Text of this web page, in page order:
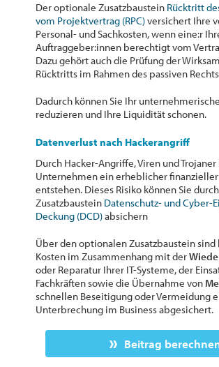
Der optionale Zusatzbaustein Rücktritt
vom Projektvertrag (RPC)versichert Ihre
Personal- und Sachkosten, wenn eine:r
Auftraggeber:innen berechtigt vom
Dazu gehört auch die Prüfung der
Rücktritts im Rahmen des passiven
Dadurch können Sie Ihr
reduzieren und Ihre Liquidität schonen.
Datenverlust nach Hackerangriff
Durch Hacker-Angriffe, Viren und
Unternehmen ein erheblicher finanzieller
entstehen. Dieses Risiko können Sie
Zusatzbaustein Datenschutz- und Cyber-
Deckung (DCD)absichern
Über den optionalen Zusatzbaustein
Kosten im Zusammenhang mit der
oder Reparatur Ihrer IT-Systeme, der
Fachkräften sowie die Übernahme von
schnellen Beseitigung oder Vermeidung
Unterbrechung im Business abgesichert.
Beitrag